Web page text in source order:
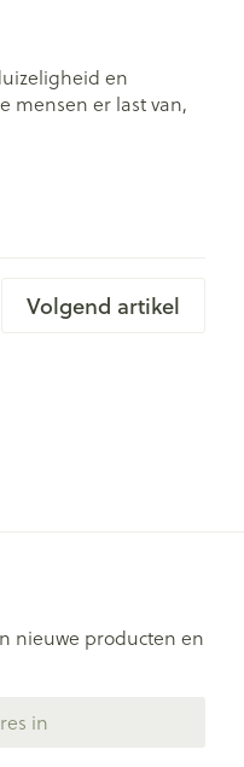
en
mensen er last van,
Volgend artikel
nieuwe producten en